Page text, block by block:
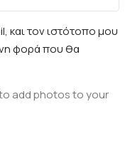
και τον ιστότοπο μου
φορά που θα
add photos to your